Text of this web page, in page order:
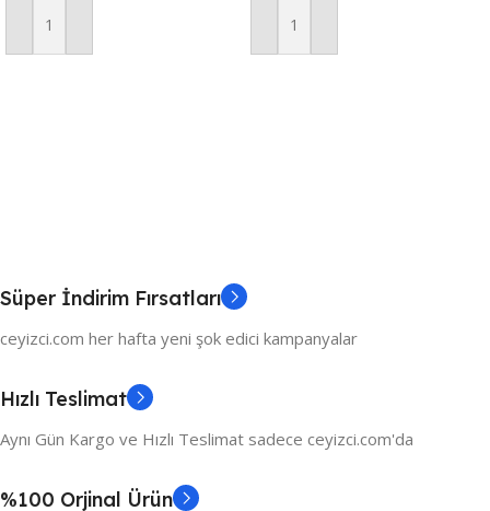
Sepete Ekle Sepete Ekle
Süper İndirim Fırsatları
ceyizci.com her hafta yeni şok edici kampanyalar
Hızlı Teslimat
Aynı Gün Kargo ve Hızlı Teslimat sadece ceyizci.com'da
%100 Orjinal Ürün